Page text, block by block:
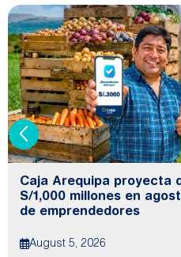
Caja Arequipa proyecta
S/1,000 millones en
de emprendedores
August 5, 2026